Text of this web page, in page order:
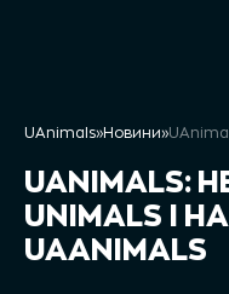
UAnimals»Новини»
UANIMALS:
UNIMALS І
UAANIMALS